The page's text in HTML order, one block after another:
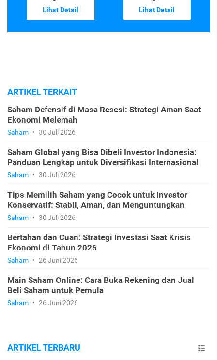
Lihat Detail Lihat Detail
ARTIKEL TERKAIT
Saham Defensif di Masa Resesi: Strategi Aman Saat
Ekonomi Melemah
Saham • 30 Juli 2026
Saham Global yang Bisa Dibeli Investor Indonesia:
Panduan Lengkap untuk Diversifikasi Internasional
Saham • 30 Juli 2026
Tips Memilih Saham yang Cocok untuk Investor
Konservatif: Stabil, Aman, dan Menguntungkan
Saham • 30 Juli 2026
Bertahan dan Cuan: Strategi Investasi Saat Krisis
Ekonomi di Tahun 2026
Saham • 26 Juni 2026
Main Saham Online: Cara Buka Rekening dan Jual
Beli Saham untuk Pemula
Saham • 26 Juni 2026
ARTIKEL TERBARU